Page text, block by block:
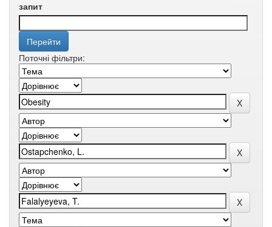
запит
Поточні фільтри: